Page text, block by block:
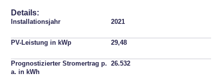
Details:
Installationsjahr 2021
PV-Leistung in kWp 29,48
Prognostizierter Stromertrag p.
a. in kWh
26.532